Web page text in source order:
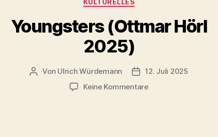
KULTURELLES
Youngsters (Ottmar Hörl
2025)
Beitragsautor
Von Ulrich Würdemann Beitragsdatum
12. Juli 2025
Keine Kommentarezu